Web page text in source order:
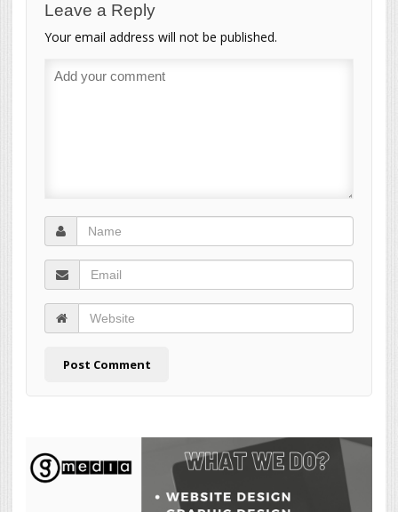
Leave a Reply
Your email address will not be published.